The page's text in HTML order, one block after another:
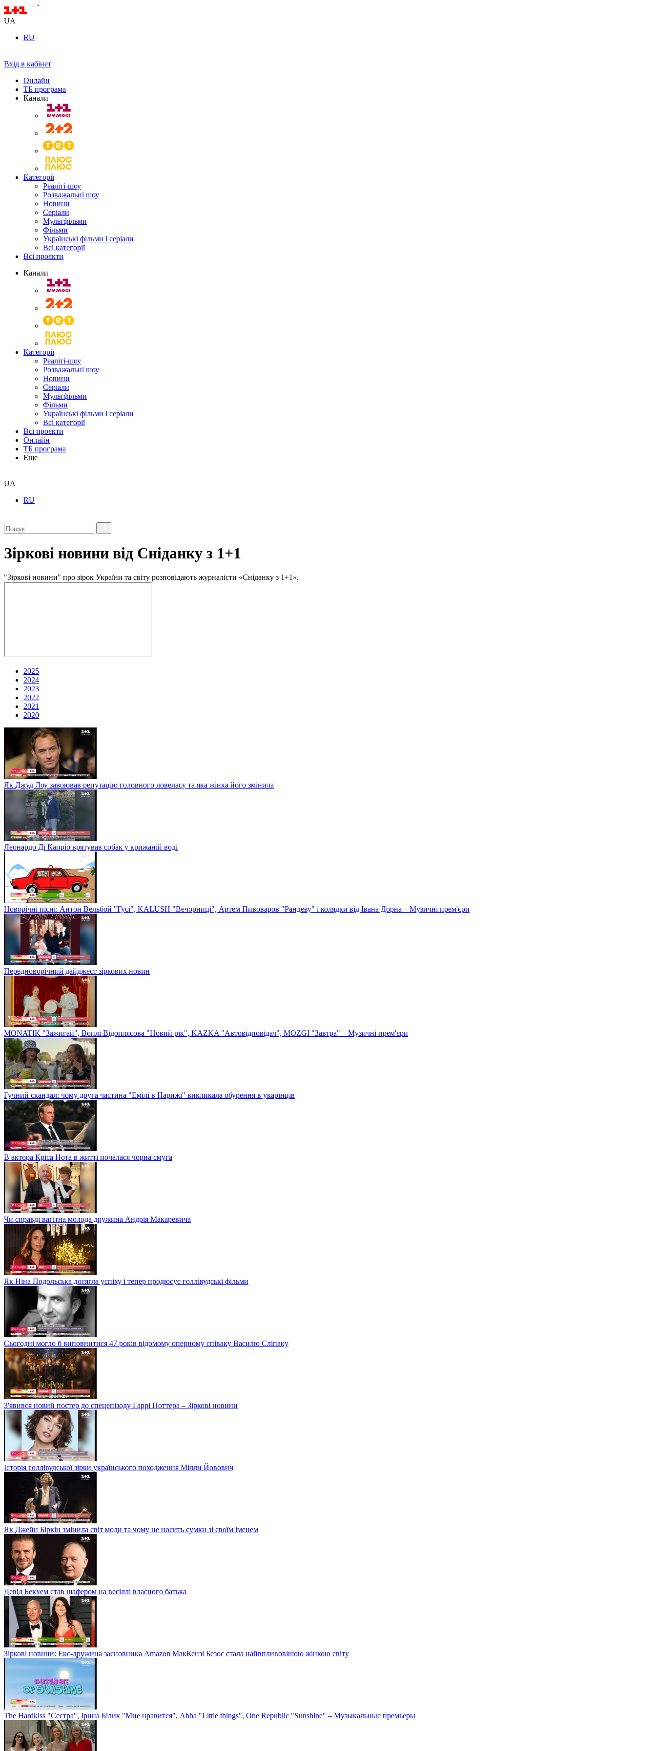
UA
RU
Вхід в кабінет
Онлайн
ТБ програма
Канали
Категорії
Реаліті-шоу
Розважальні шоу
Новини
Серіали
Мультфільми
Фільми
Українські фільми і серіали
Всі категорії
Всі проєкти
Канали
Категорії
Реаліті-шоу
Розважальні шоу
Новини
Серіали
Мультфільми
Фільми
Українські фільми і серіали
Всі категорії
Всі проєкти
Онлайн
ТБ програма
Еще
UA
RU
Зіркові новини від Сніданку з 1+1
"Зіркові новини" про зірок України та світу розповідають журналісти «Сніданку з 1+1».
2025
2024
2023
2022
2021
2020
Як Джуд Лоу завоював репутацію головного ловеласу та яка жінка його змінила
Леонардо Ді Капріо врятував собак у крижаній воді
Новорічні пісні: Антон Вельбой "Гусі", KALUSH "Вечорниці", Артем Пивоваров "Рандеву" і колядки від Івана Дорна – Музичні прем'єри
Передноворічний дайджест зіркових новин
MONATIK "Зажигай", Воплі Відоплясова "Новий рік", KAZKA "Автовідповідач", MOZGI "Завтра" – Музичні прем'єри
Гучний скандал: чому друга частина "Емілі в Парижі" викликала обурення в укарїнців
В актора Кріса Нота в житті почалася чорна смуга
Чи справді вагітна молода дружина Андрія Макаревича
Як Ніна Подольська досягла успіху і тепер продюсує голлівудські фільми
Сьогодні могло б виповнитися 47 років відомому оперному співаку Василю Сліпаку
З'явився новий постер до спецепізоду Гаррі Поттера – Зіркові новини
Історія голлівудської зірки українського походження Мілли Йовович
Як Джейн Біркін змінила світ моди та чому не носить сумки зі своїм іменем
Девід Бекхем став шафером на весіллі власного батька
Зіркові новини: Екс-дружина засновника Amazon МакКензі Безос стала найвпливовішою жінкою світу
The Hardkiss "Сестра", Ірина Білик "Мне нравится", Abba "Little things", One Republic "Sunshine" – Музыкальные премьеры